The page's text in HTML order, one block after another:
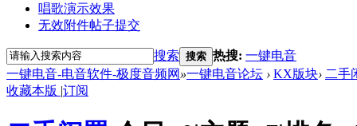
唱歌演示效果
无效附件帖子提交
搜索 搜索 热搜: 一键电音
一键电音-电音软件-极度音频网 »一键电音论坛 › KX版块› 二手
收藏本版 |订阅